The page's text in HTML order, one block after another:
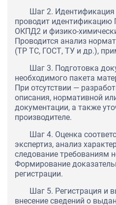
Шаг 2. Идентификация
проводит
ОКПД2 и физико-
Проводится анализ
(ТР ТС, ГОСТ, ТУ и др.),
Шаг 3. Подготовка
необходимого пакета
При отсутствии —
описания, нормативной
документации, а также
производителе.
Шаг 4. Оценка
экспертиз, анализ
следование требованиям
Формирование
регистрации.
Шаг 5. Регистрация и
внесение сведений о